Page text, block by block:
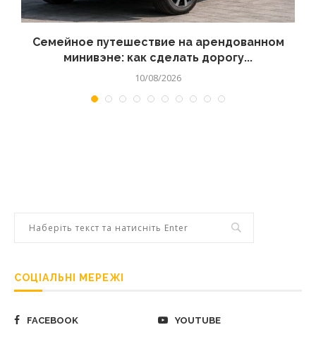
Семейное путешествие на арендованном
минивэне: как сделать дорогу...
10/08/2026
СОЦІАЛЬНІ МЕРЕЖІ
FACEBOOK YOUTUBE